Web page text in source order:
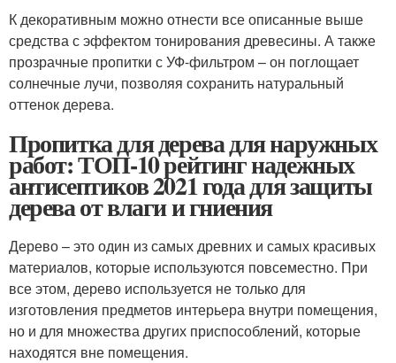
К декоративным можно отнести все описанные выше
средства с эффектом тонирования древесины. А также
прозрачные пропитки с УФ-фильтром – он поглощает
солнечные лучи, позволяя сохранить натуральный
оттенок дерева.
Пропитка для дерева для наружных
работ: ТОП-10 рейтинг надежных
антисептиков 2021 года для защиты
дерева от влаги и гниения
Дерево – это один из самых древних и самых красивых
материалов, которые используются повсеместно. При
все этом, дерево используется не только для
изготовления предметов интерьера внутри помещения,
но и для множества других приспособлений, которые
находятся вне помещения.